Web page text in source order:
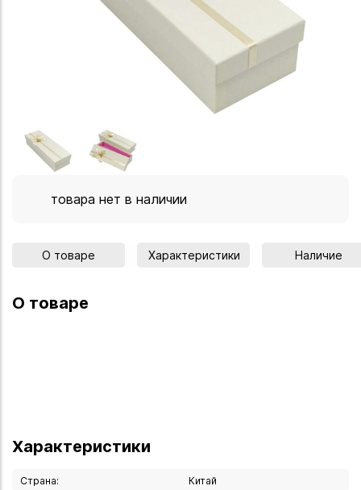
товара нет в наличии
О товаре Характеристики Наличие
О товаре
Характеристики
Страна: Китай